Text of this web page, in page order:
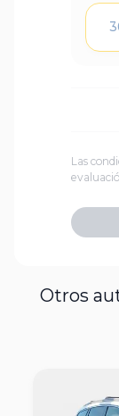
Las
Otros